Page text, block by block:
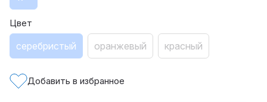
Цвет
серебристый оранжевый красный
Добавить в избранное